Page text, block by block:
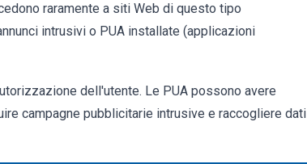
raramente a siti Web di questo tipo
intrusivi o PUA installate (applicazioni
dell'utente. Le PUA possono avere
campagne pubblicitarie intrusive e raccogliere dati